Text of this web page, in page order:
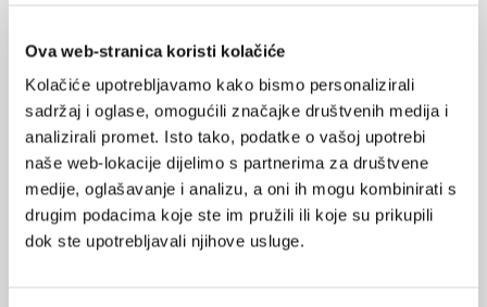
Ova web-stranica koristi kolačiće
Kolačiće upotrebljavamo kako bismo personalizirali
sadržaj i oglase, omogućili značajke društvenih medija i
analizirali promet. Isto tako, podatke o vašoj upotrebi
naše web-lokacije dijelimo s partnerima za društvene
medije, oglašavanje i analizu, a oni ih mogu kombinirati s
drugim podacima koje ste im pružili ili koje su prikupili
dok ste upotrebljavali njihove usluge.
skleroze
Medicinska naklada: Multipla skleroza
Novi Medix: Multipla skleroza 2020. godine: novosti
u dijagnostici i liječenju